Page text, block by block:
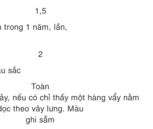
1,5
trong 1 năm, lần,
2
sắc
Toàn
nếu có chỉ thấy một hàng vẩy nằm
theo vây lưng. Màu
ghi sẫm